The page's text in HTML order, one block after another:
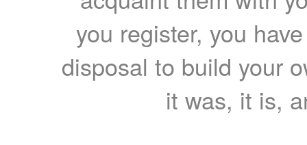
you register, you
disposal to build your
it was, it is,